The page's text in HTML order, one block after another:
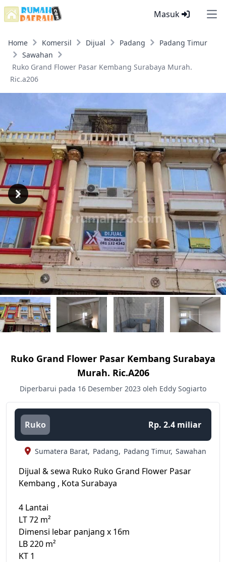
Masuk
Home Komersil Dijual Padang
Padang Timur
Sawahan
Ruko Grand Flower Pasar Kembang Surabaya Murah.
Ric.a206
Previous
Next
Ruko Grand Flower Pasar Kembang Surabaya
Murah. Ric.a206
Diperbarui pada 16 Desember 2023 oleh Eddy Sogiarto
Ruko Rp. 2.4 miliar
Sumatera Barat, Padang, Padang Timur, Sawahan
Dijual & sewa Ruko Ruko Grand Flower Pasar
Kembang , Kota Surabaya
4 Lantai
LT 72 m²
Dimensi lebar panjang x 16m
LB 220 m²
KT 1